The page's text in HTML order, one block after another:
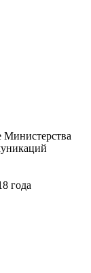
года